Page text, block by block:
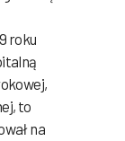
roku
to
na